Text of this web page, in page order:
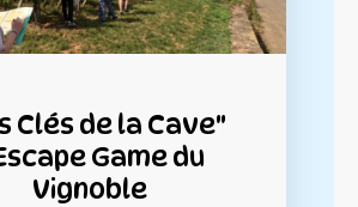
Clés de la Cave"
Game du
Vignoble